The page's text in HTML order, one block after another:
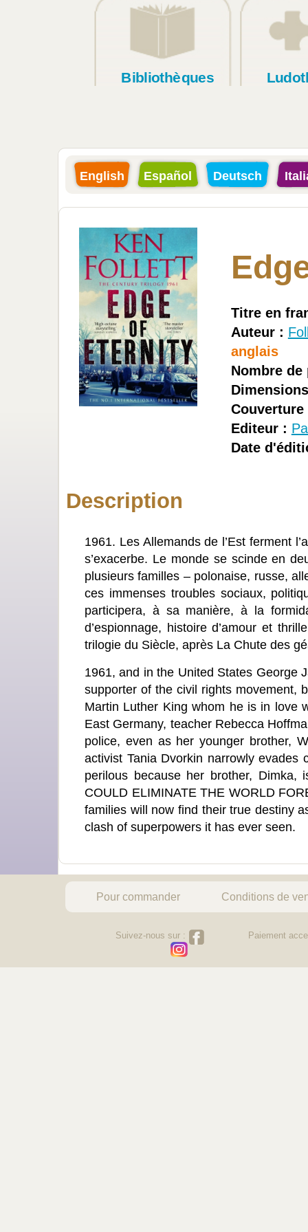
Bibliothèques
English Español Deutsch
Titre en
Auteur :
anglais
Nombre de
Couverture
Editeur :
Date
Description
1961. Les Allemands de l’Est ferment
s’exacerbe. Le monde se scinde en
plusieurs familles – polonaise, russe,
ces immenses troubles sociaux,
participera, à sa manière, à la
d’espionnage, histoire d’amour et
trilogie du Siècle, après La Chute des
1961, and in the United States George
supporter of the civil rights movement,
Martin Luther King whom he is in love
East Germany, teacher Rebecca
police, even as her younger brother,
activist Tania Dvorkin narrowly
perilous because her brother,
COULD ELIMINATE THE WORLD
families will now find their true destiny
clash of superpowers it has ever seen.
Pour commander Conditions de
Suivez-nous sur : Paiement